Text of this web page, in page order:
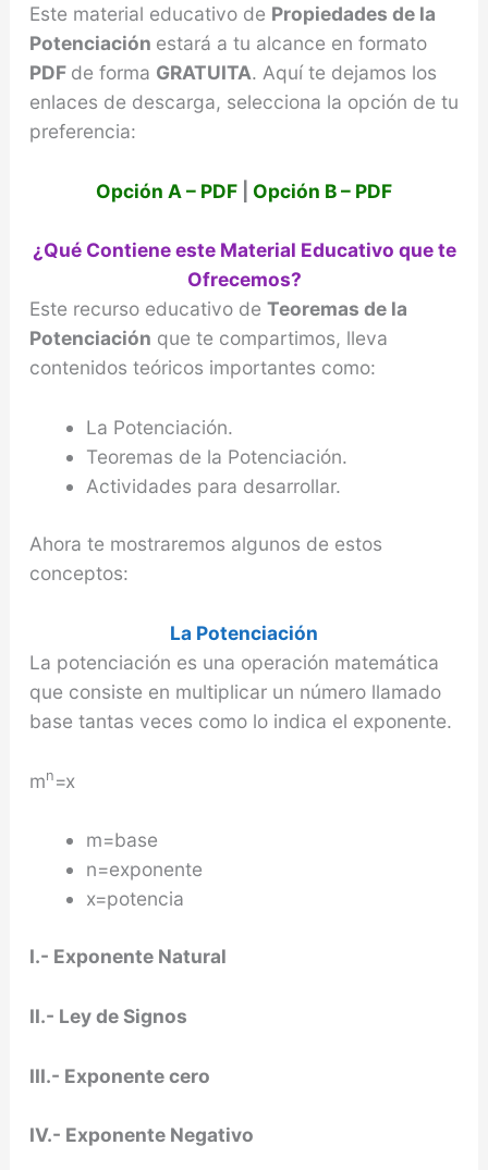
Este material educativo de Propiedades de la
Potenciación estará a tu alcance en formato
PDF de forma GRATUITA. Aquí te dejamos los
enlaces de descarga, selecciona la opción de tu
preferencia:
Opción A – PDF Opción B – PDF
¿Qué Contiene este Material Educativo que te
Ofrecemos?
Este recurso educativo de Teoremas de la
Potenciación que te compartimos, lleva
contenidos teóricos importantes como:
La Potenciación.
Teoremas de la Potenciación.
Actividades para desarrollar.
Ahora te mostraremos algunos de estos
conceptos:
La Potenciación
La potenciación es una operación matemática
que consiste en multiplicar un número llamado
base tantas veces como lo indica el exponente.
mn=x
m=base
n=exponente
x=potencia
I.- Exponente Natural
II.- Ley de Signos
III.- Exponente cero
IV.- Exponente Negativo